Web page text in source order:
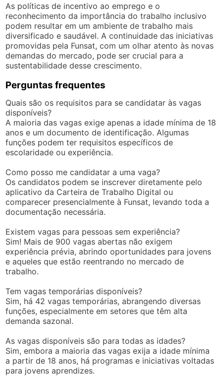
As políticas de incentivo ao emprego e o
reconhecimento da importância do trabalho inclusivo
podem resultar em um ambiente de trabalho mais
diversificado e saudável. A continuidade das iniciativas
promovidas pela Funsat, com um olhar atento às novas
demandas do mercado, pode ser crucial para a
sustentabilidade desse crescimento.
Perguntas frequentes
Quais são os requisitos para se candidatar às vagas
disponíveis?
A maioria das vagas exige apenas a idade mínima de 18
anos e um documento de identificação. Algumas
funções podem ter requisitos específicos de
escolaridade ou experiência.
Como posso me candidatar a uma vaga?
Os candidatos podem se inscrever diretamente pelo
aplicativo da Carteira de Trabalho Digital ou
comparecer presencialmente à Funsat, levando toda a
documentação necessária.
Existem vagas para pessoas sem experiência?
Sim! Mais de 900 vagas abertas não exigem
experiência prévia, abrindo oportunidades para jovens
e aqueles que estão reentrando no mercado de
trabalho.
Tem vagas temporárias disponíveis?
Sim, há 42 vagas temporárias, abrangendo diversas
funções, especialmente em setores que têm alta
demanda sazonal.
As vagas disponíveis são para todas as idades?
Sim, embora a maioria das vagas exija a idade mínima
a partir de 18 anos, há programas e iniciativas voltadas
para jovens aprendizes.